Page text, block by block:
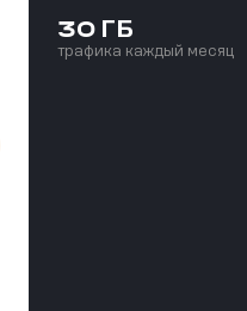
30 ГБ
трафика каждый месяц